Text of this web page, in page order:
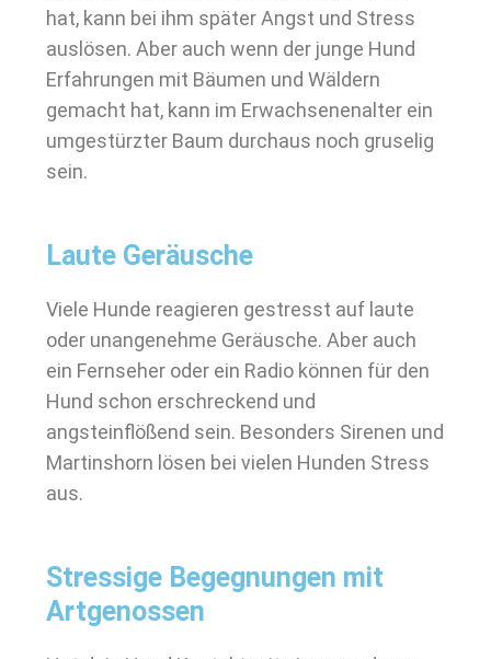
hat, kann bei ihm später Angst und Stress
auslösen. Aber auch wenn der junge Hund
Erfahrungen mit Bäumen und Wäldern
gemacht hat, kann im Erwachsenenalter ein
umgestürzter Baum durchaus noch gruselig
sein.
Laute Geräusche
Viele Hunde reagieren gestresst auf laute
oder unangenehme Geräusche. Aber auch
ein Fernseher oder ein Radio können für den
Hund schon erschreckend und
angsteinflößend sein. Besonders Sirenen und
Martinshorn lösen bei vielen Hunden Stress
aus.
Stressige Begegnungen mit
Artgenossen